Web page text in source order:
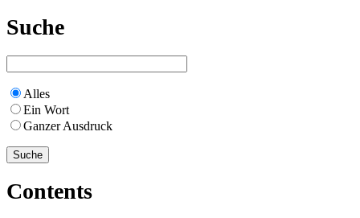
Suche
Alles
Ein Wort
Ganzer Ausdruck
Contents